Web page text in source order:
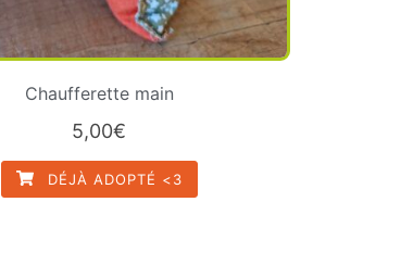
Chaufferette main
5,00€
DÉJÀ ADOPTÉ <3